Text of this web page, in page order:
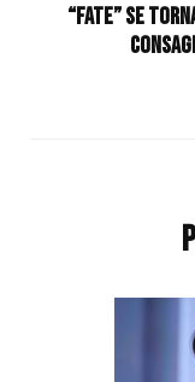
“Fate” se